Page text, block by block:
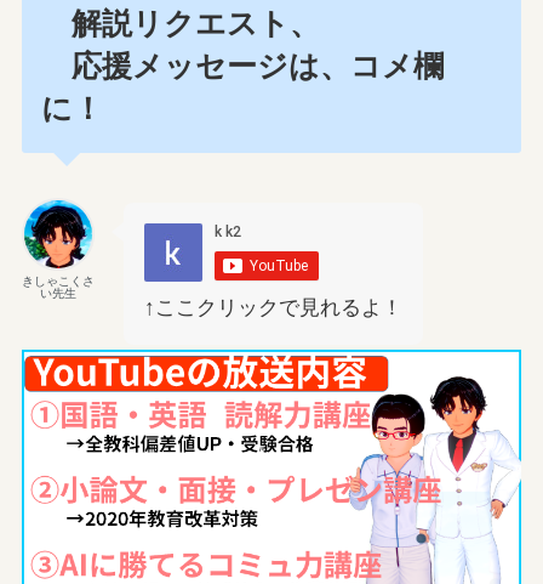
解説リクエスト、
応援メッセージは、コメ欄
に！
きしゃこくさ
い先生
↑ここクリックで見れるよ！